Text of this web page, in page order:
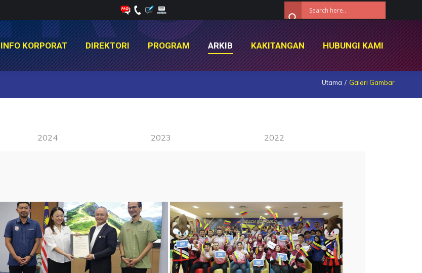
INFO KORPORAT DIREKTORI PROGRAM ARKIB KAKITANGAN HUBUNGI KAMI
Utama Galeri Gambar
2024 2023 2022
INFO KORPORAT DIREKTORI PROGRAM ARKIB KAKITANGAN HUBUNGI KAMI